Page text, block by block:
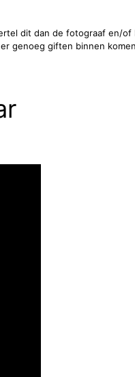
dit dan de fotograaf en/of
genoeg giften binnen